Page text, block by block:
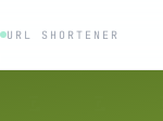
URL SHORTENER